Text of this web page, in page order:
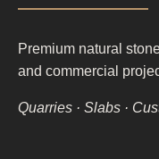
Premium natural
and commercial
Quarries · Slabs ·